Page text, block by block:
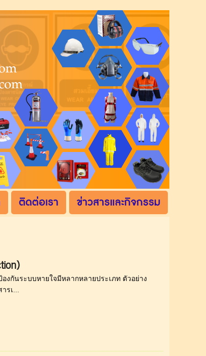
ติดต่อเรา ข่าวสารและกิจกรรม
งกันระบบหายใจมีหลากหลายประเภท ตัวอย่าง
รเ...